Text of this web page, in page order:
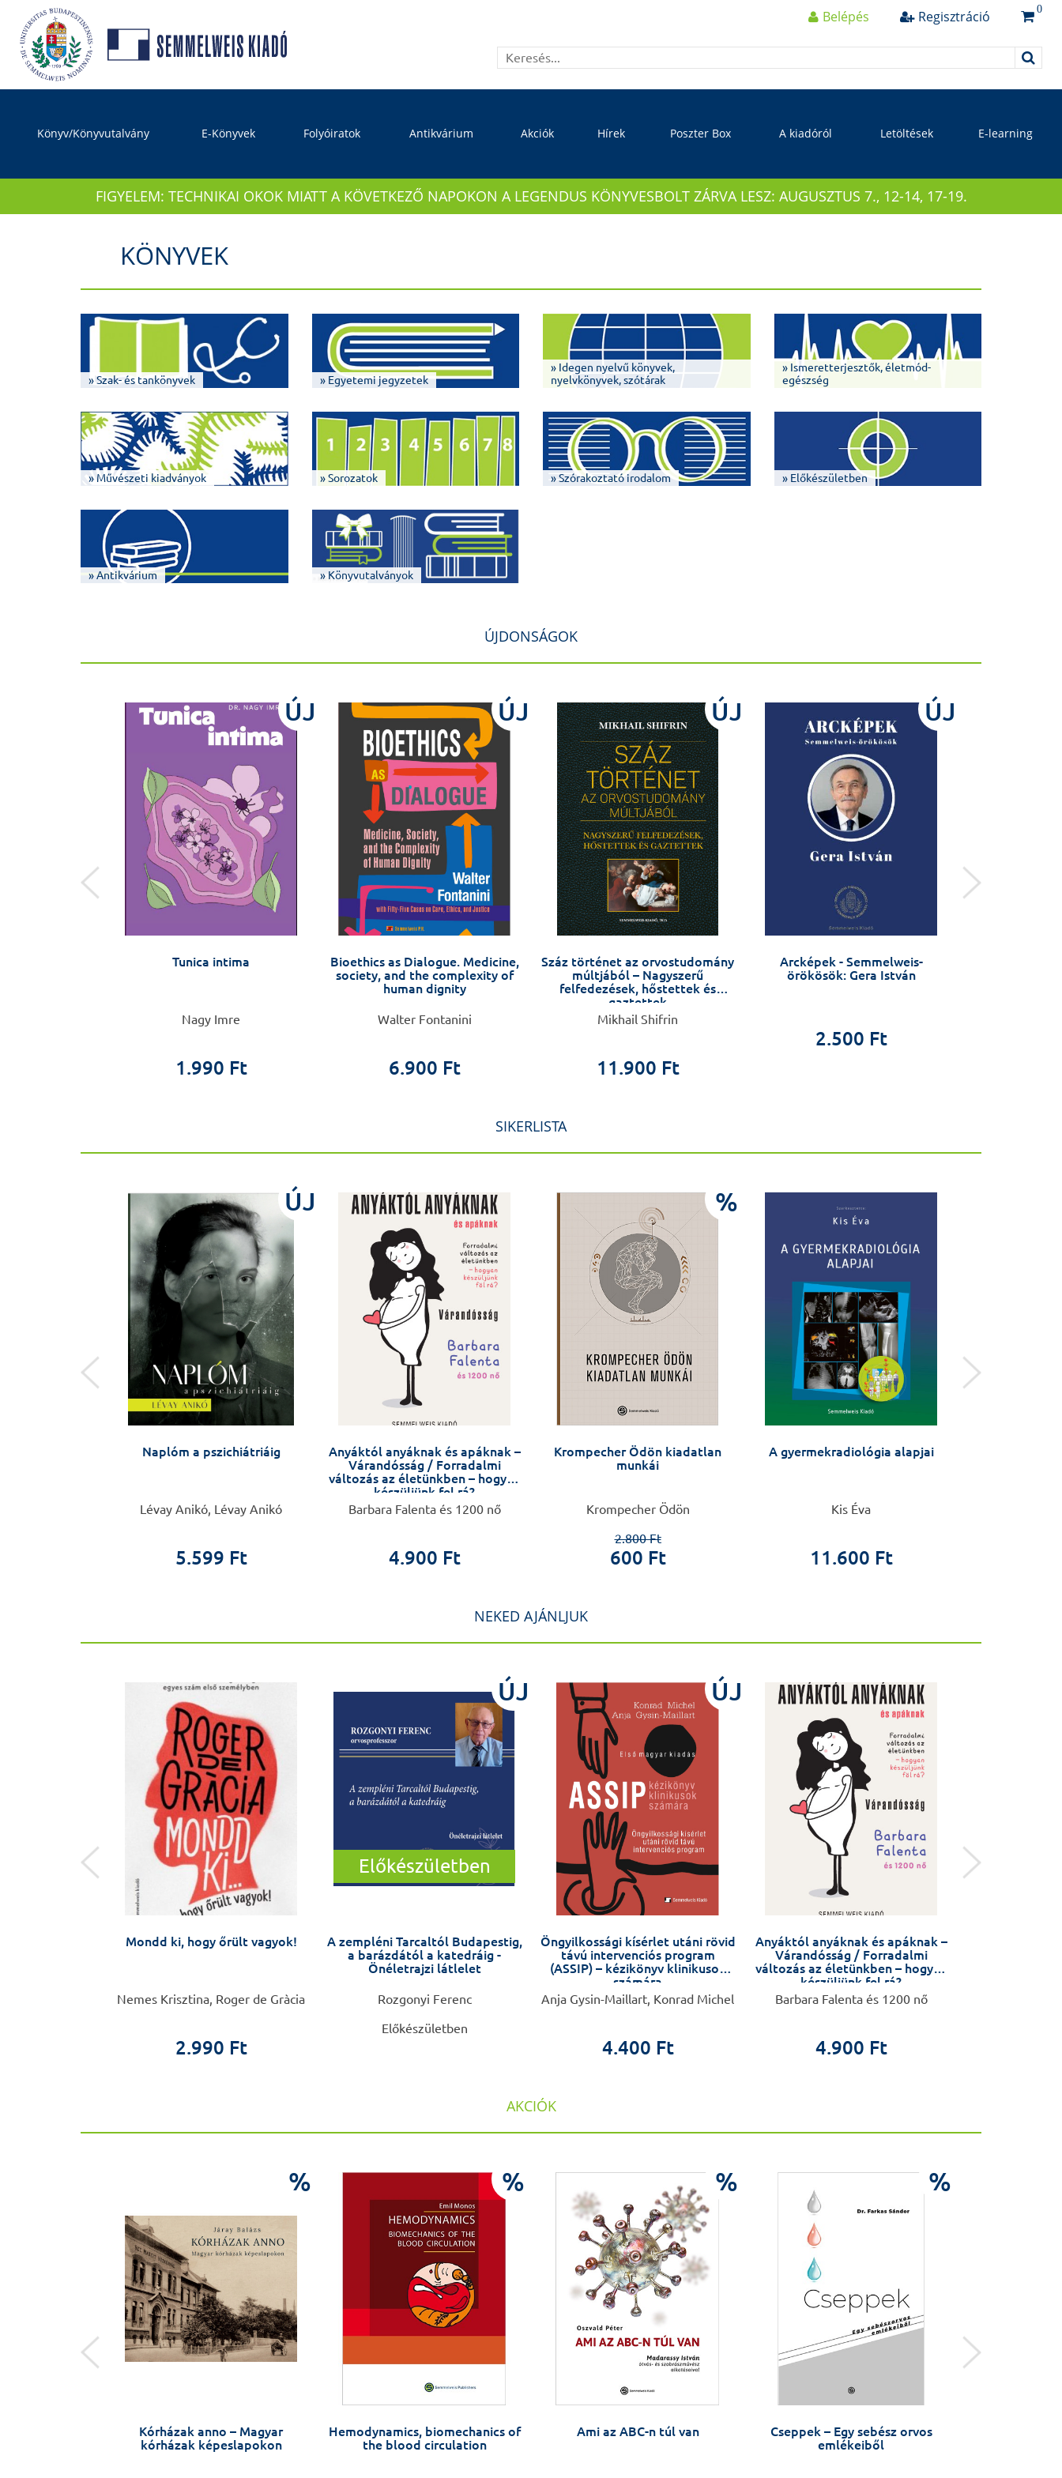
Belépés Regisztráció 0
Könyv/Könyvutalvány E-Könyvek Folyóiratok Antikvárium Akciók Hírek Poszter Box A kiadóról Letöltések E-learning
FIGYELEM: TECHNIKAI OKOK MIATT A KÖVETKEZŐ NAPOKON A LEGENDUS KÖNYVESBOLT ZÁRVA LESZ: AUGUSZTUS 7., 12-14, 17-19.
KÖNYVEK
» Szak- és tankönyvek » Egyetemi jegyzetek
» Idegen nyelvű könyvek,
nyelvkönyvek, szótárak
» Ismeretterjesztők, életmód-
egészség
» Művészeti kiadványok » Sorozatok » Szórakoztató irodalom » Előkészületben
» Antikvárium » Könyvutalványok
ÚJDONSÁGOK
ÚJ
Tunica intima
Nagy Imre
1.990 Ft
ÚJ
Bioethics as Dialogue. Medicine,
society, and the complexity of
human dignity
Walter Fontanini
6.900 Ft
ÚJ
Száz történet az orvostudomány
múltjából – Nagyszerű
felfedezések, hőstettek és
gaztettek
Mikhail Shifrin
11.900 Ft
ÚJ
Arcképek - Semmelweis-
örökösök: Gera István
2.500 Ft
SIKERLISTA
ÚJ
Naplóm a pszichiátriáig
Lévay Anikó, Lévay Anikó
5.599 Ft
Anyáktól anyáknak és apáknak –
Várandósság / Forradalmi
változás az életünkben – hogyan
készüljünk fel rá?
Barbara Falenta és 1200 nő
4.900 Ft
%
Krompecher Ödön kiadatlan
munkái
Krompecher Ödön
2.800 Ft
600 Ft
A gyermekradiológia alapjai
Kis Éva
11.600 Ft
NEKED AJÁNLJUK
Mondd ki, hogy őrült vagyok!
Nemes Krisztina, Roger de Gràcia
2.990 Ft
ÚJ
Előkészületben
A zempléni Tarcaltól Budapestig,
a barázdától a katedráig -
Önéletrajzi látlelet
Rozgonyi Ferenc
Előkészületben
ÚJ
Öngyilkossági kísérlet utáni rövid
távú intervenciós program
(ASSIP) – kézikönyv klinikusok
számára
Anja Gysin-Maillart, Konrad Michel
4.400 Ft
Anyáktól anyáknak és apáknak –
Várandósság / Forradalmi
változás az életünkben – hogyan
készüljünk fel rá?
Barbara Falenta és 1200 nő
4.900 Ft
AKCIÓK
%
Kórházak anno – Magyar
kórházak képeslapokon
%
Hemodynamics, biomechanics of
the blood circulation
%
Ami az ABC-n túl van
%
Cseppek – Egy sebész orvos
emlékeiből